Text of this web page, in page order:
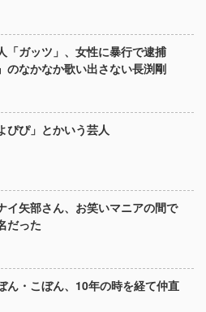
「ガッツ」、女性に暴行で逮捕
のなかなか歌い出さない長渕剛
ぴぴ」とかいう芸人
イ矢部さん、お笑いマニアの間で
だった
ん・こぼん、10年の時を経て仲直